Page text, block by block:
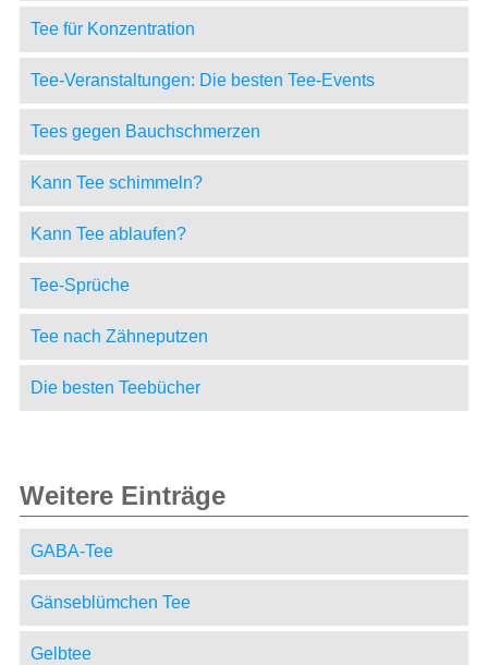
Tee für Konzentration
Tee-Veranstaltungen: Die besten Tee-Events
Tees gegen Bauchschmerzen
Kann Tee schimmeln?
Kann Tee ablaufen?
Tee-Sprüche
Tee nach Zähneputzen
Die besten Teebücher
Weitere Einträge
GABA-Tee
Gänseblümchen Tee
Gelbtee